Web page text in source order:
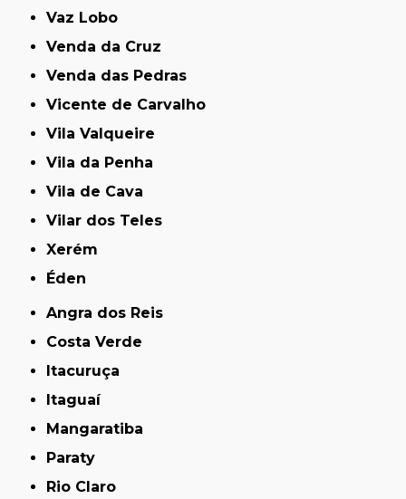
Vaz Lobo
Venda da Cruz
Venda das Pedras
Vicente de Carvalho
Vila Valqueire
Vila da Penha
Vila de Cava
Vilar dos Teles
Xerém
Éden
Angra dos Reis
Costa Verde
Itacuruça
Itaguaí
Mangaratiba
Paraty
Rio Claro